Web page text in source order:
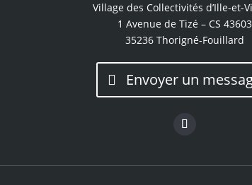
Village des Collectivités d’Ille-et-
1 Avenue de Tizé – CS 43603
35236 Thorigné-Fouillard
Envoyer un